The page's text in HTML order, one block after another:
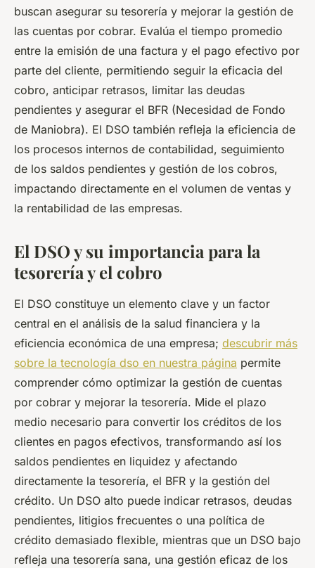
buscan asegurar su tesorería y mejorar la gestión de
las cuentas por cobrar. Evalúa el tiempo promedio
entre la emisión de una factura y el pago efectivo por
parte del cliente, permitiendo seguir la eficacia del
cobro, anticipar retrasos, limitar las deudas
pendientes y asegurar el BFR (Necesidad de Fondo
de Maniobra). El DSO también refleja la eficiencia de
los procesos internos de contabilidad, seguimiento
de los saldos pendientes y gestión de los cobros,
impactando directamente en el volumen de ventas y
la rentabilidad de las empresas.
El DSO y su importancia para la
tesorería y el cobro
El DSO constituye un elemento clave y un factor
central en el análisis de la salud financiera y la
eficiencia económica de una empresa; descubrir más
sobre la tecnología dso en nuestra página permite
comprender cómo optimizar la gestión de cuentas
por cobrar y mejorar la tesorería. Mide el plazo
medio necesario para convertir los créditos de los
clientes en pagos efectivos, transformando así los
saldos pendientes en liquidez y afectando
directamente la tesorería, el BFR y la gestión del
crédito. Un DSO alto puede indicar retrasos, deudas
pendientes, litigios frecuentes o una política de
crédito demasiado flexible, mientras que un DSO bajo
refleja una tesorería sana, una gestión eficaz de los